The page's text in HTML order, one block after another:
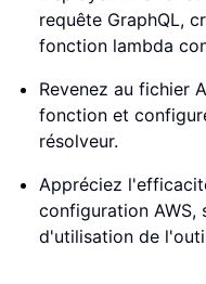
requête GraphQL,
fonction lambda
Revenez au fichier
fonction et
résolveur.
Appréciez
configuration AWS,
d'utilisation de